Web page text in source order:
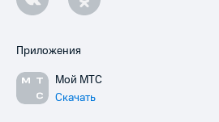
Приложения
Мой МТС
Скачать